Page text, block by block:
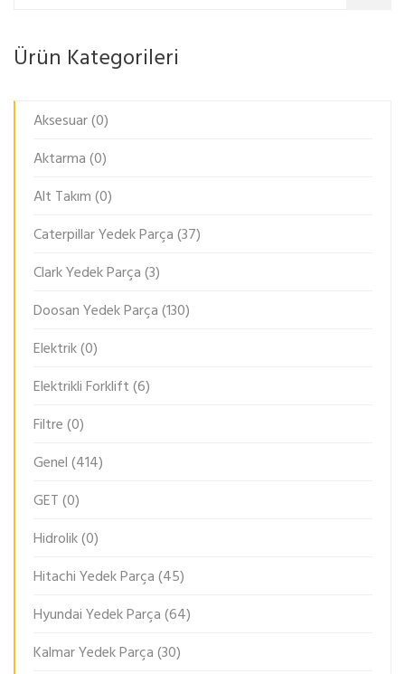
Ürün Kategorileri
Aksesuar(0)
Aktarma(0)
Alt Takım(0)
Caterpillar Yedek Parça(37)
Clark Yedek Parça(3)
Doosan Yedek Parça(130)
Elektrik(0)
Elektrikli Forklift(6)
Filtre(0)
Genel(414)
GET(0)
Hidrolik(0)
Hitachi Yedek Parça(45)
Hyundai Yedek Parça(64)
Kalmar Yedek Parça(30)